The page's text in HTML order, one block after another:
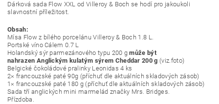
Dárková sada Flow XXL od Villeroy & Boch se hodí pro jakoukoli
slavnostní příležitost.
Obsah:
Mísa Flow z bílého porcelánu Villeroy & Boch 1.8 L.
Portské víno Cálem 0.7 L
Holandský sýr parmezánového typu 200 gmůže být
nahrazen Anglickým kulatým sýrem Cheddar 200 g (viz.foto)
Belgické čokoládové pralinky Leonidas 4 ks
2× francouzské paté 90g (příchuť dle aktuálních skladových zásob)
1× francouzské paté 180 g (příchuť dle aktuálních skladových zásob)
Sada tří anglických mini marmelád značky Mrs. Bridges.
Přízdoba.